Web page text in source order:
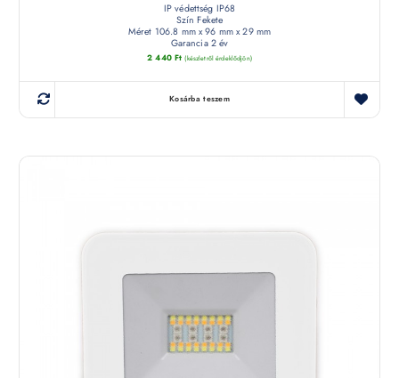
IP védettség IP68
Szín Fekete
Méret 106.8 mm x 96 mm x 29 mm
Garancia 2 év
2 440 Ft (készletről érdeklődjön)
Kosárba teszem